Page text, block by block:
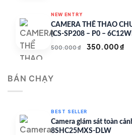
NEW ENTRY
CAMERA THỂ THAO
(CS-SP208 – P0 –
500.000₫
Giá
350.000₫
BÁN CHẠY
BEST SELLER
Camera giám sát toàn
8SHC25MXS-DLW